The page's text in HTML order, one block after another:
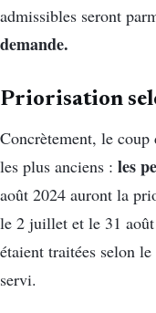
admissibles seront
demande.
Priorisation
Concrètement, le coup
les plus anciens : les
août 2024 auront la
le 2 juillet et le 31
étaient traitées selon
servi.